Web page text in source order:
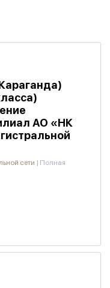
АО «НК
сети | Полная